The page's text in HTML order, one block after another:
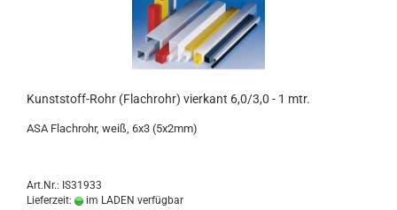
Kunststoff-Rohr (Flachrohr) vierkant 6,0/3,0 - 1 mtr.
ASA Flachrohr, weiß, 6x3 (5x2mm)
Art.Nr.: IS31933
Lieferzeit:
im LADEN verfügbar